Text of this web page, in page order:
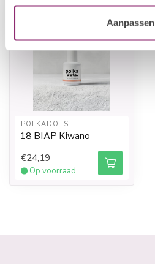
Aanpassen
POLKADOTS
18 BIAP Kiwano
€24,19
Op voorraad